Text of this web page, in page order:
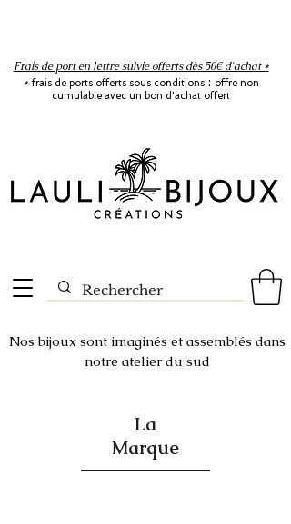
Nos bijoux sont imaginés et assemblés dans
notre atelier du sud
Frais de port en lettre suivie offerts dès 50€ d'achat *
* frais de ports offerts sous conditions : offre non
cumulable avec un bon d'achat offert
La
Marque